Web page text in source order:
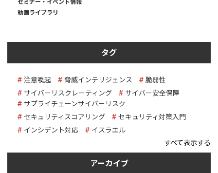
動画ライブラリ
タグ
注意喚起 脅威インテリジェンス
脆弱性
サイバーリスクレーティング
サイバー安全保障
サプライチェーンサイバーリスク
セキュリティスコアリング
セキュリティ対策入門
インシデント対応
イスラエル
すべて表示する
アーカイブ